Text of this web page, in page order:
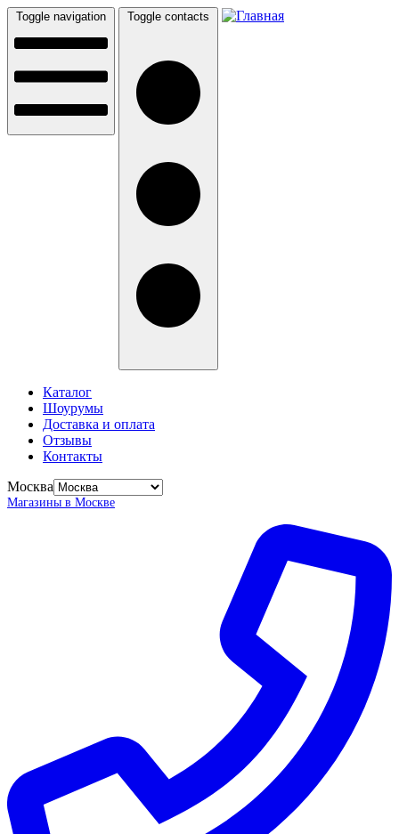
Перейти к основному содержанию
Toggle navigation Toggle contacts
Каталог
Шоурумы
Доставка и оплата
Отзывы
Контакты
Москва
Магазины в Москве